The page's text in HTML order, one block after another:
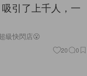
引了上千人，一
級快閃店😮
20 0